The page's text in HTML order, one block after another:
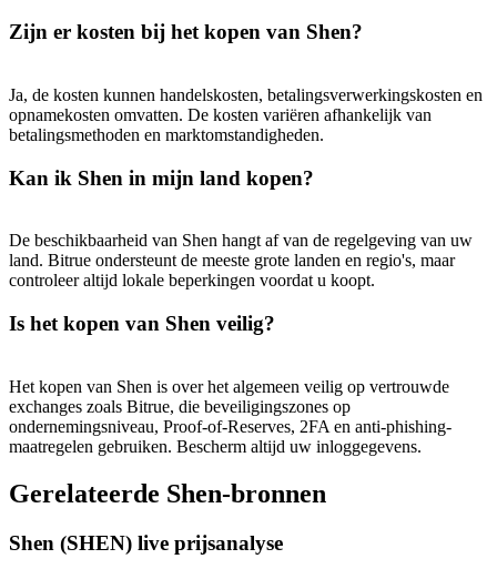
USDT Flexible Staking | Daily Rewards
BTC Flexible Staking | Daily Rewards
Log in Aanmelden
Zijn er kosten bij het kopen van Shen?
Ja, de kosten kunnen handelskosten, betalingsverwerkingskosten en
opnamekosten omvatten. De kosten variëren afhankelijk van
betalingsmethoden en marktomstandigheden.
Kan ik Shen in mijn land kopen?
De beschikbaarheid van Shen hangt af van de regelgeving van uw
land. Bitrue ondersteunt de meeste grote landen en regio's, maar
controleer altijd lokale beperkingen voordat u koopt.
Is het kopen van Shen veilig?
Het kopen van Shen is over het algemeen veilig op vertrouwde
exchanges zoals Bitrue, die beveiligingszones op
ondernemingsniveau, Proof-of-Reserves, 2FA en anti-phishing-
maatregelen gebruiken. Bescherm altijd uw inloggegevens.
Gerelateerde Shen-bronnen
Shen (SHEN) live prijsanalyse